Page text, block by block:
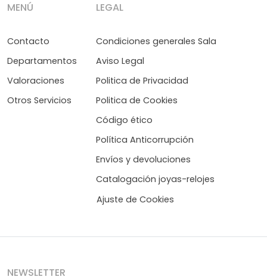
MENÚ
Contacto
Departamentos
Valoraciones
Otros Servicios
LEGAL
Condiciones generales Sala
Aviso Legal
Politica de Privacidad
Politica de Cookies
Código ético
Política Anticorrupción
Envíos y devoluciones
Catalogación joyas-relojes
Ajuste de Cookies
NEWSLETTER